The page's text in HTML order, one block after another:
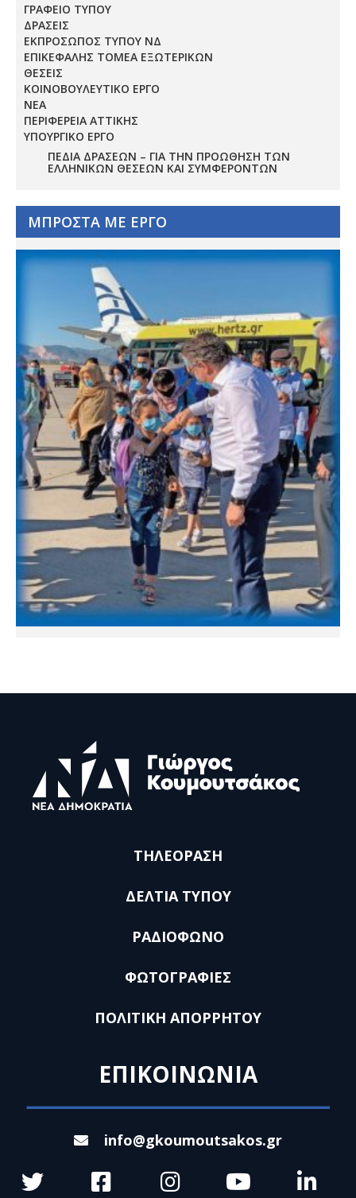
ΓΡΑΦΕΙΟ ΤΥΠΟΥ
ΔΡΑΣΕΙΣ
ΕΚΠΡΟΣΩΠΟΣ ΤΥΠΟΥ ΝΔ
ΕΠΙΚΕΦΑΛΗΣ ΤΟΜΕΑ ΕΞΩΤΕΡΙΚΩΝ
ΘΕΣΕΙΣ
ΚΟΙΝΟΒΟΥΛΕΥΤΙΚΟ ΕΡΓΟ
ΝΕΑ
ΠΕΡΙΦΕΡΕΙΑ ΑΤΤΙΚΗΣ
ΥΠΟΥΡΓΙΚΟ ΕΡΓΟ
ΠΕΔΊΑ ΔΡΆΣΕΩΝ – ΓΙΑ ΤΗΝ ΠΡΟΏΘΗΣΗ ΤΩΝ
ΕΛΛΗΝΙΚΏΝ ΘΈΣΕΩΝ ΚΑΙ ΣΥΜΦΕΡΌΝΤΩΝ
ΜΠΡΟΣΤΑ ΜΕ ΕΡΓΟ
ΤΗΛΕΟΡΑΣΗ
ΔΕΛΤΙΑ ΤΥΠΟΥ
ΡΑΔΙΟΦΩΝΟ
ΦΩΤΟΓΡΑΦΙΕΣ
ΠΟΛΙΤΙΚΗ ΑΠΟΡΡΗΤΟΥ
ΕΠΙΚΟΙΝΩΝΙΑ
info@gkoumoutsakos.gr